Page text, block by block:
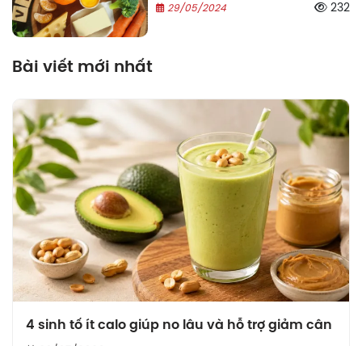
29/05/2024
232
Bài viết mới nhất
4 sinh tố ít calo giúp no lâu và hỗ trợ giảm cân